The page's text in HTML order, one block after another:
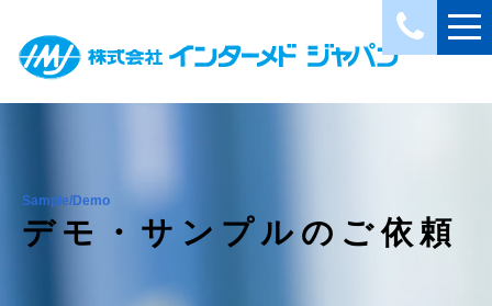
Sample/Demo
デモ・サンプルのご依頼